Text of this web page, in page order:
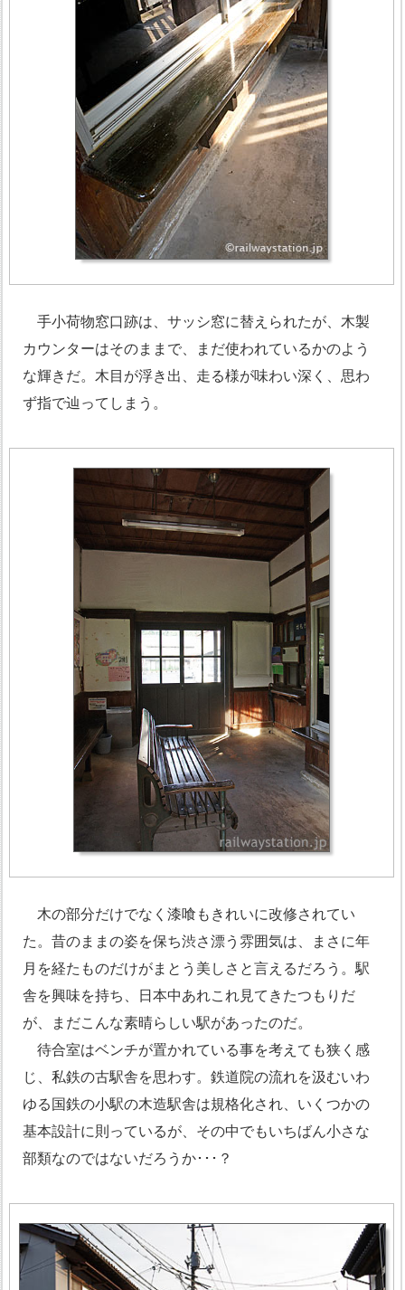
手小荷物窓口跡は、サッシ窓に替えられたが、木製
カウンターはそのままで、まだ使われているかのよう
な輝きだ。木目が浮き出、走る様が味わい深く、思わ
ず指で辿ってしまう。
木の部分だけでなく漆喰もきれいに改修されてい
た。昔のままの姿を保ち渋さ漂う雰囲気は、まさに年
月を経たものだけがまとう美しさと言えるだろう。駅
舎を興味を持ち、日本中あれこれ見てきたつもりだ
が、まだこんな素晴らしい駅があったのだ。
待合室はベンチが置かれている事を考えても狭く感
じ、私鉄の古駅舎を思わす。鉄道院の流れを汲むいわ
ゆる国鉄の小駅の木造駅舎は規格化され、いくつかの
基本設計に則っているが、その中でもいちばん小さな
部類なのではないだろうか･･･？